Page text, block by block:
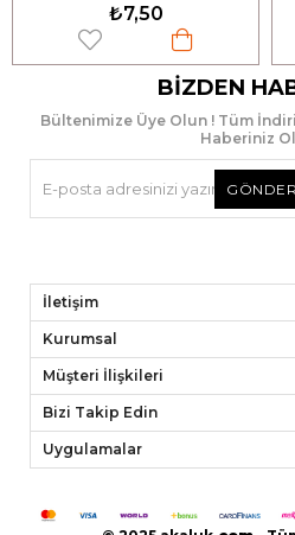
₺7,50
BIZDEN
Bültenimize Üye Olun ! Tüm
Haberiniz
GÖNDER
İletişim
Kurumsal
Müşteri İlişkileri
Bizi Takip Edin
Uygulamalar